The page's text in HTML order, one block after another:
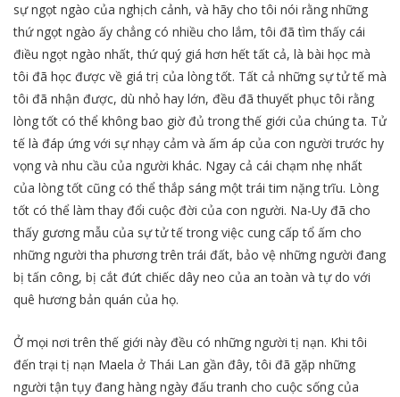
sự ngọt ngào của nghịch cảnh, và hãy cho tôi nói rằng những
thứ ngọt ngào ấy chẳng có nhiều cho lắm, tôi đã tìm thấy cái
điều ngọt ngào nhất, thứ quý giá hơn hết tất cả, là bài học mà
tôi đã học được về giá trị của lòng tốt. Tất cả những sự tử tế mà
tôi đã nhận được, dù nhỏ hay lớn, đều đã thuyết phục tôi rằng
lòng tốt có thể không bao giờ đủ trong thế giới của chúng ta. Tử
tế là đáp ứng với sự nhạy cảm và ấm áp của con người trước hy
vọng và nhu cầu của người khác. Ngay cả cái chạm nhẹ nhất
của lòng tốt cũng có thể thắp sáng một trái tim nặng trĩu. Lòng
tốt có thể làm thay đổi cuộc đời của con người. Na-Uy đã cho
thấy gương mẫu của sự tử tế trong việc cung cấp tổ ấm cho
những người tha phương trên trái đất, bảo vệ những người đang
bị tấn công, bị cắt đứt chiếc dây neo của an toàn và tự do với
quê hương bản quán của họ.
Ở mọi nơi trên thế giới này đều có những người tị nạn. Khi tôi
đến trại tị nạn Maela ở Thái Lan gần đây, tôi đã gặp những
người tận tụy đang hàng ngày đấu tranh cho cuộc sống của